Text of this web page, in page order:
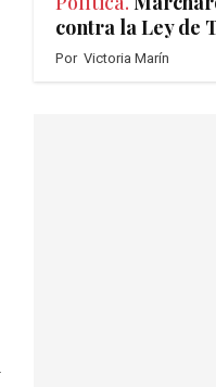
contra la Ley de
Por Victoria Marín